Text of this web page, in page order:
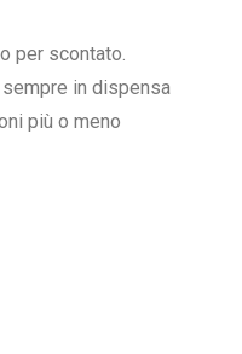
per scontato.
in dispensa
più o meno